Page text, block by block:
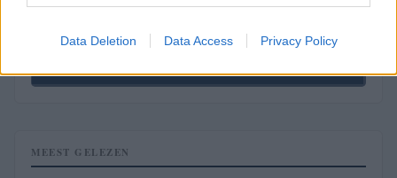
Data Deletion Data Access Privacy Policy
$2,031.88
MEEST GELEZEN